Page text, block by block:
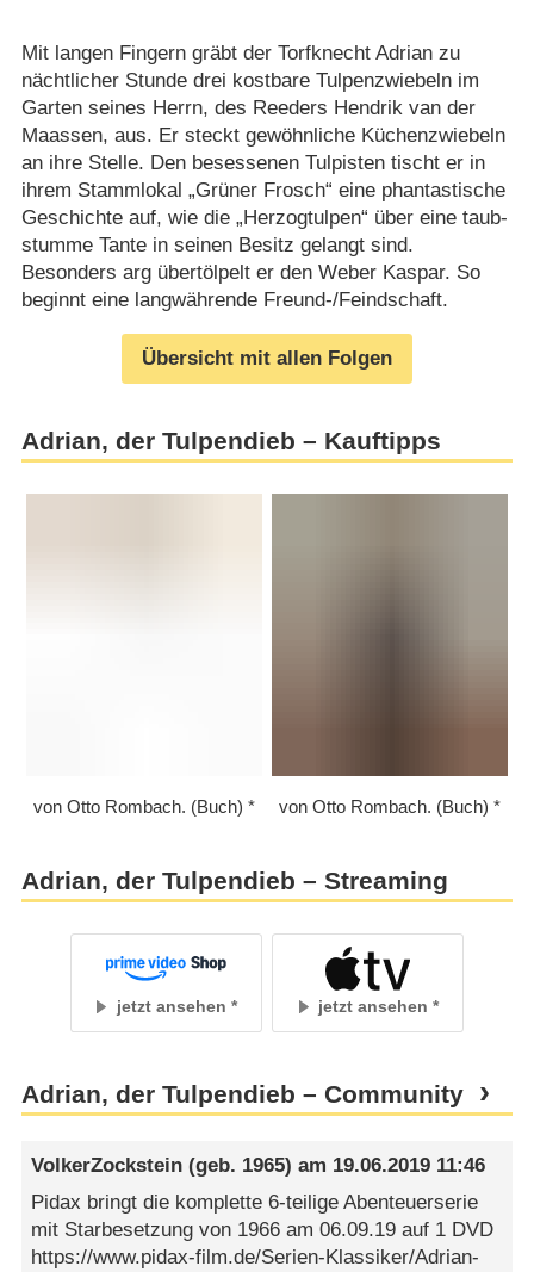
Mit langen Fingern gräbt der Torfknecht Adrian zu
nächtlicher Stunde drei kostbare Tulpenzwiebeln im
Garten seines Herrn, des Reeders Hendrik van der
Maassen, aus. Er steckt gewöhnliche Küchenzwiebeln
an ihre Stelle. Den besessenen Tulpisten tischt er in
ihrem Stammlokal „Grüner Frosch“ eine phantastische
Geschichte auf, wie die „Herzogtulpen“ über eine taub-
stumme Tante in seinen Besitz gelangt sind.
Besonders arg übertölpelt er den Weber Kaspar. So
beginnt eine langwährende Freund-/​Feindschaft.
Übersicht mit allen Folgen
Adrian, der Tulpendieb – Kauftipps
von Otto Rombach. (Buch) von Otto Rombach. (Buch)
Adrian, der Tulpendieb – Streaming
jetzt ansehen jetzt ansehen
Adrian, der Tulpendieb – Community
VolkerZockstein (geb. 1965) am 19.06.2019 11:46
Pidax bringt die komplette 6-teilige Abenteuerserie
mit Starbesetzung von 1966 am 06.09.19 auf 1 DVD
https://www.pidax-film.de/Serien-Klassiker/Adrian-